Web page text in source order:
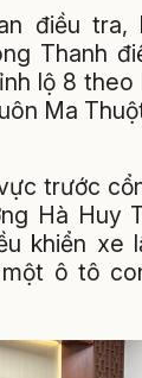
điều tra,
Thanh
lộ 8 theo
Ma
trước
Hà Huy
khiển xe
ô tô